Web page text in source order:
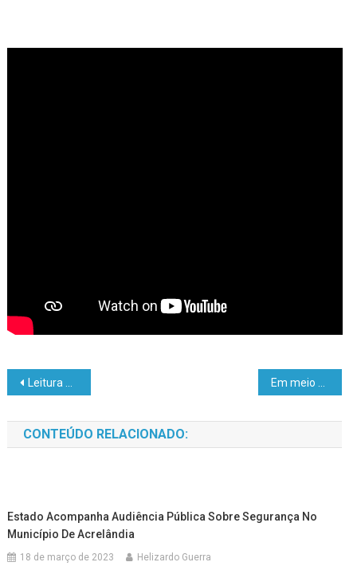
Leitura da Bíblia em sessões da Câmara Municipal de Araraquara é inconstitucional, decide Justiça
CONTEÚDO RELACIONADO:
Estado Acompanha Audiência Pública Sobre Segurança No
Município De Acrelândia
18 de março de 2023 Helizardo Guerra